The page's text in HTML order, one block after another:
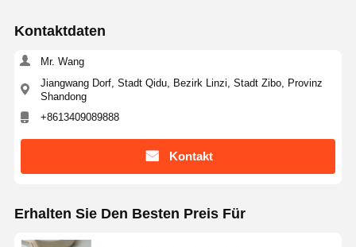
Kontaktdaten
Mr. Wang
Jiangwang Dorf, Stadt Qidu, Bezirk Linzi, Stadt Zibo, Provinz
Shandong
+8613409089888
Kontakt
Erhalten Sie Den Besten Preis Für